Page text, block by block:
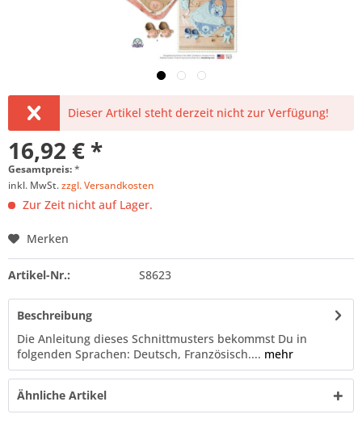
Dieser Artikel steht derzeit nicht zur Verfügung!
16,92 € *
Gesamtpreis:*
inkl. MwSt.zzgl. Versandkosten
Zur Zeit nicht auf Lager.
Merken
Artikel-Nr.: S8623
Beschreibung
Die Anleitung dieses Schnittmusters bekommst Du in
folgenden Sprachen: Deutsch, Französisch.... mehr
Ähnliche Artikel